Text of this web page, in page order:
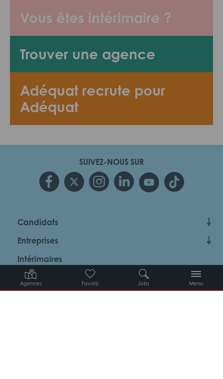
Agences Favoris Jobs Menu
Vous êtes intérimaire ?
Trouver une agence
Adéquat recrute pour
Adéquat
SUIVEZ-NOUS SUR
Candidats
Entreprises
Intérimaires
À propos d’Adéquat